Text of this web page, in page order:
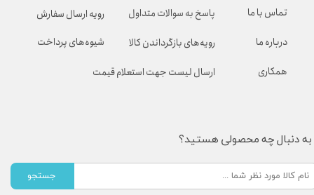
رویه ارسال سفارش
شیوه‌های پرداخت
پاسخ به سوالات متداول
رویه‌های بازگرداندن کالا
ارسال لیست جهت استعلام قیمت
تماس با ما
درباره ما
همکاری
به دنبال چه محصولی هستید؟
جستجو